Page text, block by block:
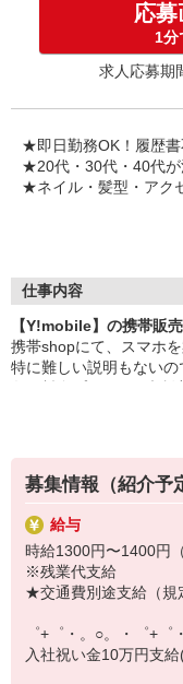
お友達を紹介
インセンティ
゜・。○。・゜
応
1分
求人応募期
★即日勤務OK！履歴
★20代・30代・40代が
★ネイル・髪型・アク
でも心配ご無用！
お互いに教え合ったり
和気あいあいとした人
皆で一緒にステップア
【選べるお仕事いろい
▼オフィスワーク
事務、経理、データ
▼工場・製造・軽作業
機械/食品製造・梱包
▼美容系
眉毛サロンのアイブ
▼営業・販売
法人営業・アパレル
▼人気案件も多数♪
短期・期間限定・オ
上場/優良/大手企業
仕事内容
【Y!mobile】の携帯販
携帯shopにて、スマホ
特に難しい説明もないの
満足度◎
■携帯やインターネット
docomo(ドコモ)/au(エ
の大手キャリアから
ワイモバイル
広く紹介可能♪
募集情報（紹介予
給与
時給1300円〜1400円
※残業代支給
★交通費別途支給（規
゜+゜・。○。・゜+゜
入社祝い金10万円支